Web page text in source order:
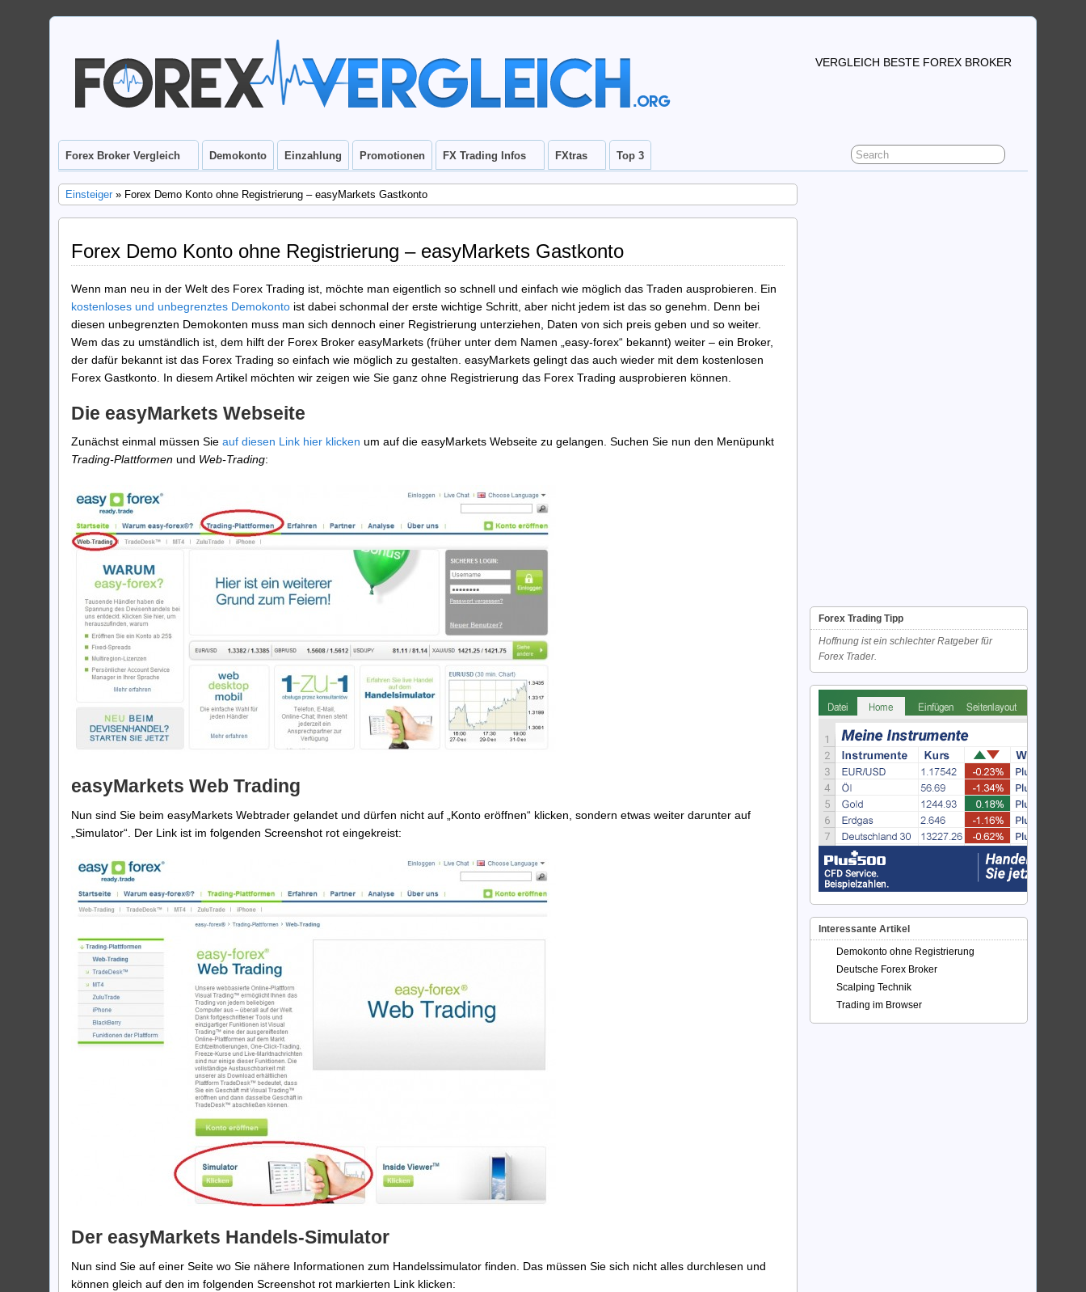
VERGLEICH BESTE FOREX BROKER
Forex Broker Vergleich Demokonto Einzahlung Promotionen FX Trading Infos FXtras Top 3
Einsteiger » Forex Demo Konto ohne Registrierung – easyMarkets Gastkonto
Forex Demo Konto ohne Registrierung – easyMarkets Gastkonto
Wenn man neu in der Welt des Forex Trading ist, möchte man eigentlich so schnell und einfach wie möglich das Traden ausprobieren. Ein
kostenloses und unbegrenztes Demokonto ist dabei schonmal der erste wichtige Schritt, aber nicht jedem ist das so genehm. Denn bei
diesen unbegrenzten Demokonten muss man sich dennoch einer Registrierung unterziehen, Daten von sich preis geben und so weiter.
Wem das zu umständlich ist, dem hilft der Forex Broker easyMarkets (früher unter dem Namen „easy-forex“ bekannt) weiter – ein Broker,
der dafür bekannt ist das Forex Trading so einfach wie möglich zu gestalten. easyMarkets gelingt das auch wieder mit dem kostenlosen
Forex Gastkonto. In diesem Artikel möchten wir zeigen wie Sie ganz ohne Registrierung das Forex Trading ausprobieren können.
Die easyMarkets Webseite
Zunächst einmal müssen Sie auf diesen Link hier klicken um auf die easyMarkets Webseite zu gelangen. Suchen Sie nun den Menüpunkt
Trading-Plattformen und Web-Trading:
easyMarkets Web Trading
Nun sind Sie beim easyMarkets Webtrader gelandet und dürfen nicht auf „Konto eröffnen“ klicken, sondern etwas weiter darunter auf
„Simulator“. Der Link ist im folgenden Screenshot rot eingekreist:
Der easyMarkets Handels-Simulator
Nun sind Sie auf einer Seite wo Sie nähere Informationen zum Handelssimulator finden. Das müssen Sie sich nicht alles durchlesen und
können gleich auf den im folgenden Screenshot rot markierten Link klicken:
Forex Trading Tipp
Hoffnung ist ein schlechter Ratgeber für
Forex Trader.
Interessante Artikel
Demokonto ohne Registrierung
Deutsche Forex Broker
Scalping Technik
Trading im Browser